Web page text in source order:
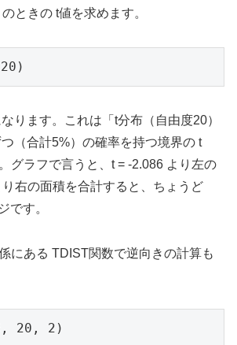
ときの t値を求めます。
ります。これは「t分布（自由度20）
（合計5%）の確率を持つ境界の t
グラフで言うと、t = -2.086 より左の
右の面積を合計すると、ちょうど
です。
にある TDIST関数で逆向きの計算も
20, 2)